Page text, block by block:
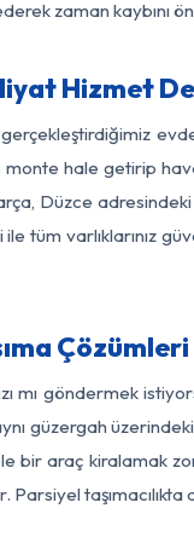
zaman kaybını
Hizmet
hale getirip
Düzce
tüm varlıklarınız
Çözümleri
mı göndermek
güzergah
araç kiralamak
Parsiyel